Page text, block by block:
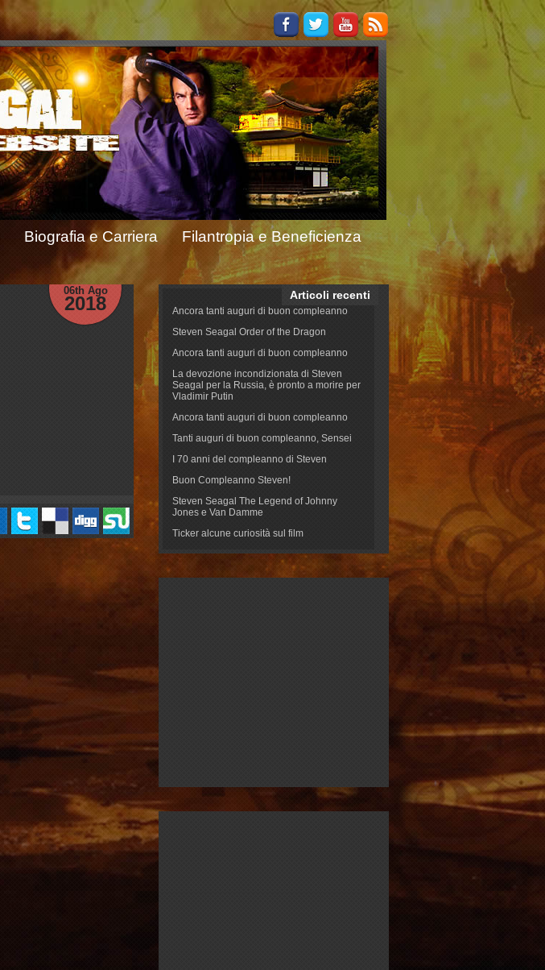
Biografia e Carriera
Filantropia e Beneficienza
06th Ago
2018 Articoli recenti
Ancora tanti auguri di buon compleanno
Steven Seagal Order of the Dragon
Ancora tanti auguri di buon compleanno
La devozione incondizionata di Steven
Seagal per la Russia, è pronto a morire per
Vladimir Putin
Ancora tanti auguri di buon compleanno
Tanti auguri di buon compleanno, Sensei
I 70 anni del compleanno di Steven
Buon Compleanno Steven!
Steven Seagal The Legend of Johnny
Jones e Van Damme
Ticker alcune curiosità sul film